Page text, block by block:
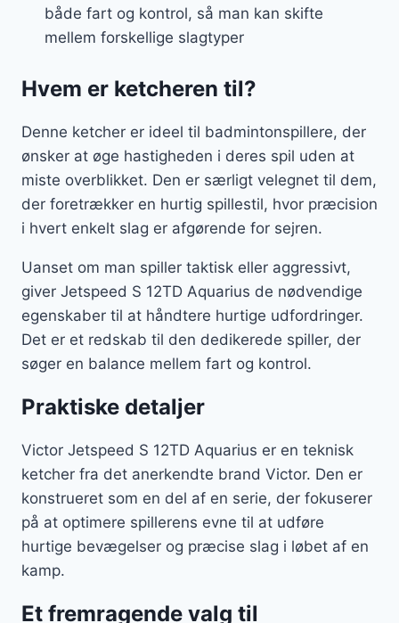
både fart og kontrol, så man kan skifte
mellem forskellige slagtyper
Hvem er ketcheren til?
Denne ketcher er ideel til badmintonspillere, der
ønsker at øge hastigheden i deres spil uden at
miste overblikket. Den er særligt velegnet til dem,
der foretrækker en hurtig spillestil, hvor præcision
i hvert enkelt slag er afgørende for sejren.
Uanset om man spiller taktisk eller aggressivt,
giver Jetspeed S 12TD Aquarius de nødvendige
egenskaber til at håndtere hurtige udfordringer.
Det er et redskab til den dedikerede spiller, der
søger en balance mellem fart og kontrol.
Praktiske detaljer
Victor Jetspeed S 12TD Aquarius er en teknisk
ketcher fra det anerkendte brand Victor. Den er
konstrueret som en del af en serie, der fokuserer
på at optimere spillerens evne til at udføre
hurtige bevægelser og præcise slag i løbet af en
kamp.
Et fremragende valg til